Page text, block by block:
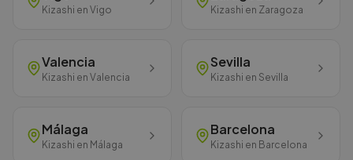
Kizashi en Vigo Kizashi en Zaragoza
Valencia
Kizashi en Valencia
Sevilla
Kizashi en Sevilla
Málaga
Kizashi en Málaga
Barcelona
Kizashi en Barcelona